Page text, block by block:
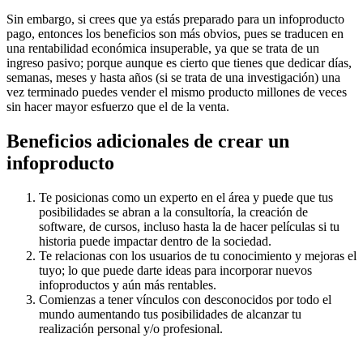
Sin embargo, si crees que ya estás preparado para un infoproducto
pago, entonces los beneficios son más obvios, pues se traducen en
una rentabilidad económica insuperable, ya que se trata de un
ingreso pasivo; porque aunque es cierto que tienes que dedicar días,
semanas, meses y hasta años (si se trata de una investigación) una
vez terminado puedes vender el mismo producto millones de veces
sin hacer mayor esfuerzo que el de la venta.
Beneficios adicionales de crear un
infoproducto
Te posicionas como un experto en el área y puede que tus
posibilidades se abran a la consultoría, la creación de
software, de cursos, incluso hasta la de hacer películas si tu
historia puede impactar dentro de la sociedad.
Te relacionas con los usuarios de tu conocimiento y mejoras el
tuyo; lo que puede darte ideas para incorporar nuevos
infoproductos y aún más rentables.
Comienzas a tener vínculos con desconocidos por todo el
mundo aumentando tus posibilidades de alcanzar tu
realización personal y/o profesional.